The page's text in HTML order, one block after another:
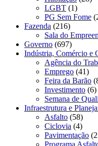
LGBT (1)
PG Sem Fome
Fazenda (216)
Sala do
Governo (697)
Indústria, Comércio e
Agência do
Emprego (41)
Feira da Barão
Investimento (6)
Semana de
Infraestrutura e
Asfalto (58)
Ciclovia (4)
Pavimentação
Programa